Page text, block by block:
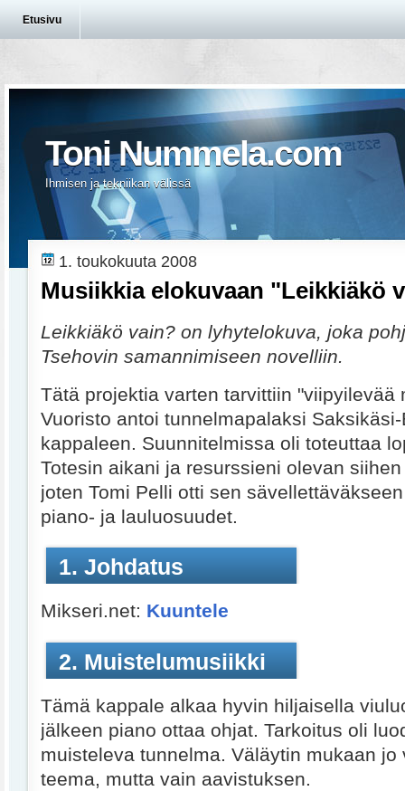
Etusivu
Toni Nummela.com
Ihmisen ja tekniikan välissä
1. toukokuuta 2008
Musiikkia elokuvaan "Leikkiäkö
Leikkiäkö vain? on lyhytelokuva, joka
Tsehovin samannimiseen novelliin.
Tätä projektia varten tarvittiin "viipyilevää
Vuoristo antoi tunnelmapalaksi
kappaleen. Suunnitelmissa oli toteuttaa
Totesin aikani ja resurssieni olevan
joten Tomi Pelli otti sen
piano- ja lauluosuudet.
1. Johdatus
Mikseri.net: Kuuntele
2. Muistelumusiikki
Tämä kappale alkaa hyvin hiljaisella
jälkeen piano ottaa ohjat. Tarkoitus oli
muisteleva tunnelma. Väläytin mukaan
teema, mutta vain aavistuksen.